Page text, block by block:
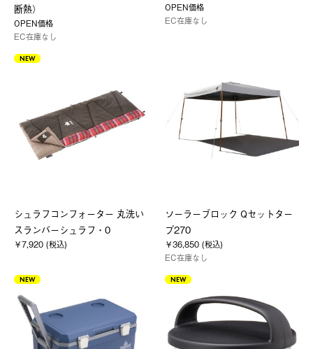
断熱）
OPEN価格
EC在庫なし
OPEN価格
EC在庫なし
NEW
シュラフコンフォーター 丸洗い
スランバーシュラフ・0
￥7,920 (税込)
ソーラーブロック Qセットター
プ270
￥36,850 (税込)
EC在庫なし
NEW NEW